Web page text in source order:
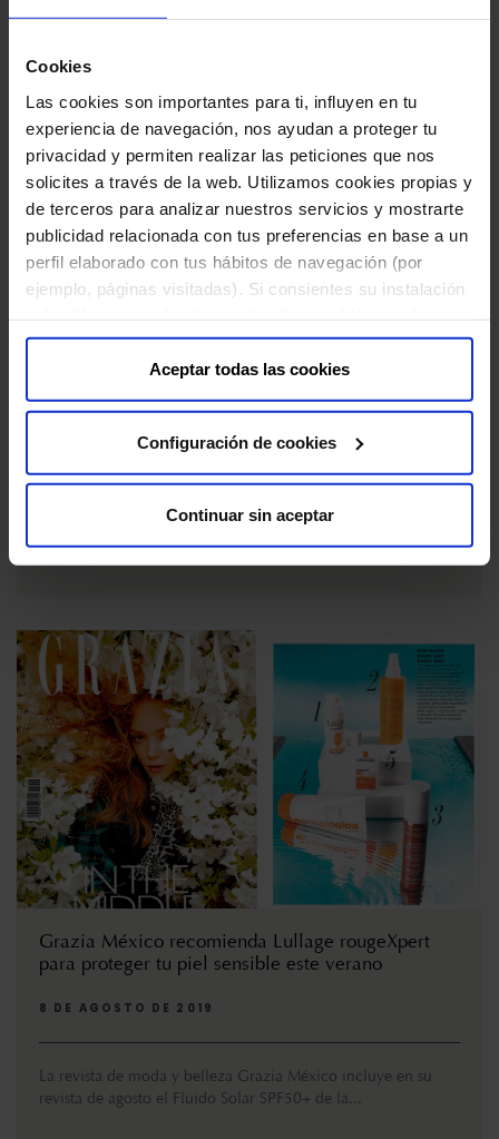
Cookies
Las cookies son importantes para ti, influyen en tu
experiencia de navegación, nos ayudan a proteger tu
privacidad y permiten realizar las peticiones que nos
solicites a través de la web. Utilizamos cookies propias y
de terceros para analizar nuestros servicios y mostrarte
publicidad relacionada con tus preferencias en base a un
perfil elaborado con tus hábitos de navegación (por
ejemplo, páginas visitadas). Si consientes su instalación
configurar tus preferencias pulsando "Configuración de
cookies". Más información en nuestra "Política de
Cookies"
Aceptar todas las cookies
Configuración de cookies
Continuar sin aceptar
Las revistas de moda y belleza Elle, Marie Claire y Mujer
Hoy recomiendan la línea Vitamin in...
El cofre que todo amante del arte quiere tener
22 DE AGOSTO DE 2019
La cadena de perfumería Aromas incluye el exclusivo pack
Grazia México recomienda Lullage rougeXpert
para proteger tu piel sensible este verano
8 DE AGOSTO DE 2019
La revista de moda y belleza Grazia México incluye en su
revista de agosto el Fluido Solar SPF50+ de la...